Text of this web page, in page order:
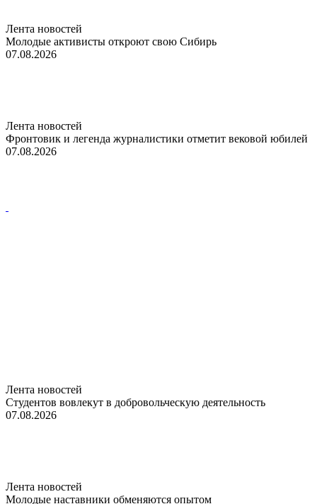
Лента новостей
Молодые активисты откроют свою Сибирь
07.08.2026
Лента новостей
Фронтовик и легенда журналистики отметит вековой юбилей
07.08.2026
Лента новостей
Студентов вовлекут в добровольческую деятельность
07.08.2026
Лента новостей
Молодые наставники обменяются опытом